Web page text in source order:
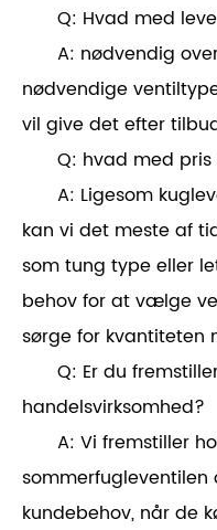
Q: Hvad med
A: nødvendig
nødvendige
vil give det efter
Q: hvad med
A: Ligesom
kan vi det meste af
som tung type eller
behov for at vælge
sørge for kvantiteten
Q: Er du
handelsvirksomhed?
A: Vi fremstiller
sommerfugleventilen
kundebehov, når de